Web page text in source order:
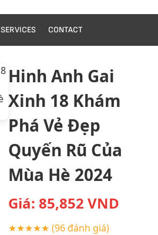
SERVICES CONTACT
Hinh Anh Gai
Xinh 18 Khám
Phá Vẻ Đẹp
Quyến Rũ Của
Mùa Hè 2024
Giá: 85,852 VND
★★★★★ (96 đánh giá)